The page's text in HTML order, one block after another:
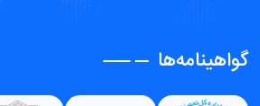
گواهینامه‌ها